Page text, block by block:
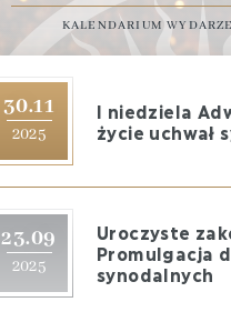
KALENDARIUM
30.11
2025
I niedziela
życie uchwał
23.09
2025
Uroczyste
Promulgacja
synodalnych